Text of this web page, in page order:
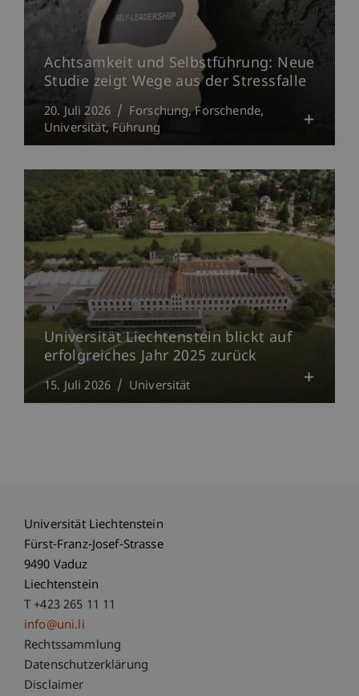
Achtsamkeit und Selbstführung: Neue
Studie zeigt Wege aus der Stressfalle
20. Juli 2026 Forschung Forschende
Universität Führung
Universität Liechtenstein blickt auf
erfolgreiches Jahr 2025 zurück
15. Juli 2026 Universität
Universität Liechtenstein
Fürst-Franz-Josef-Strasse
9490 Vaduz
Liechtenstein
T +423 265 11 11
info@uni.li
Fußzeile Rechtliche Hinweise
Rechtssammlung
Datenschutzerklärung
Disclaimer